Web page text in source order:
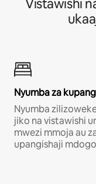
Vistawishi
Nyumba za
Nyumba
jiko na vistawishi
mwezi mmoja au
upangishaji